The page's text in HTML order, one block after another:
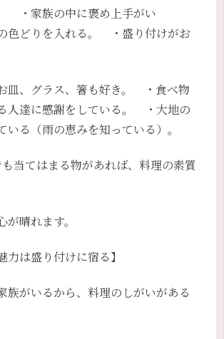
・家族の中に褒め上手がい
色どりを入れる。 ・盛り付けがお
皿、グラス、箸も好き。 ・食べ物
人達に感謝をしている。 ・大地の
いる（雨の恵みを知っている）。
当てはまる物があれば、料理の素質
晴れます。
力は盛り付けに宿る】
族がいるから、料理のしがいがある